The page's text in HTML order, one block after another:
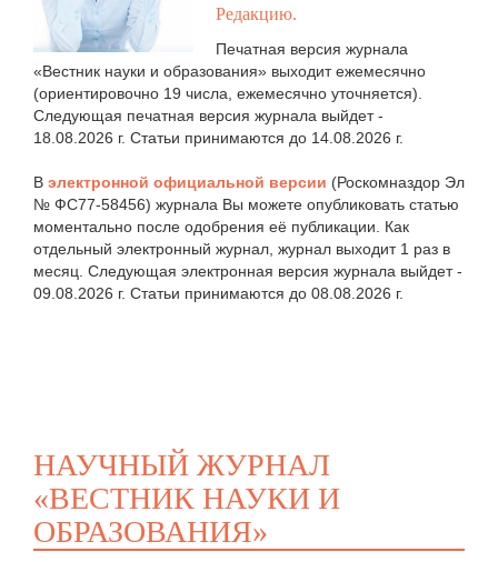
Редакцию.
Печатная версия журнала
«Вестник науки и образования» выходит ежемесячно
(ориентировочно 19 числа, ежемесячно уточняется).
Следующая печатная версия журнала выйдет -
18.08.2026 г. Статьи принимаются до 14.08.2026 г.
В электронной официальной версии (Роскомназдор Эл
№ ФС77-58456) журнала Вы можете опубликовать статью
моментально после одобрения её публикации. Как
отдельный электронный журнал, журнал выходит 1 раз в
месяц. Следующая электронная версия журнала выйдет -
09.08.2026 г. Статьи принимаются до 08.08.2026 г.
НАУЧНЫЙ ЖУРНАЛ
«ВЕСТНИК НАУКИ И
ОБРАЗОВАНИЯ»